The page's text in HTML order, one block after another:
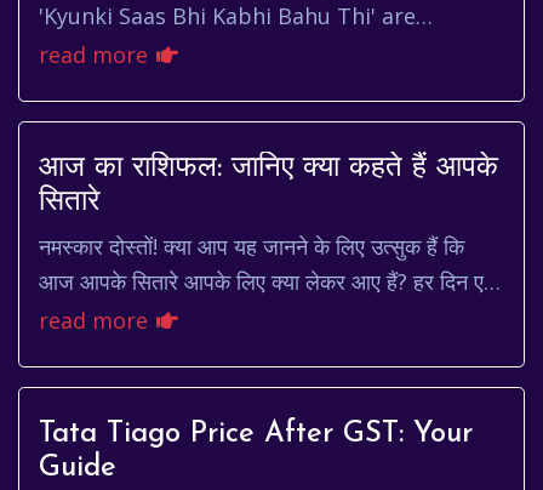
'Kyunki Saas Bhi Kabhi Bahu Thi' are
instantly recognizable, a nostalgic trigger
read more
आज का राशिफल: जानिए क्या कहते हैं आपके
सितारे
नमस्कार दोस्तों! क्या आप यह जानने के लिए उत्सुक हैं कि
आज आपके सितारे आपके लिए क्या लेकर आए हैं? हर दिन एक
नई शुरुआत होती है, और आज का राशिफल आपको यह ...
read more
Tata Tiago Price After GST: Your
Guide